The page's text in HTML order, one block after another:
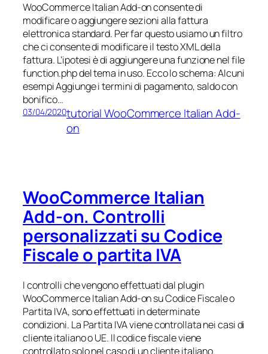
WooCommerce Italian Add-on consente di
modificare o aggiungere sezioni alla fattura
elettronica standard. Per far questo usiamo un filtro
che ci consente di modificare il testo XML della
fattura. L’ipotesi è di aggiungere una funzione nel file
function.php del tema in uso. Ecco lo schema: Alcuni
esempi Aggiunge i termini di pagamento, saldo con
bonifico…
03/04/2020tutorial WooCommerce Italian Add-
on
WooCommerce Italian
Add-on. Controlli
personalizzati su Codice
Fiscale o partita IVA
I controlli che vengono effettuati dal plugin
WooCommerce Italian Add-on su Codice Fiscale o
Partita IVA, sono effettuati in determinate
condizioni. La Partita IVA viene controllata nei casi di
cliente italiano o UE. Il codice fiscale viene
controllato solo nel caso di un cliente italiano.